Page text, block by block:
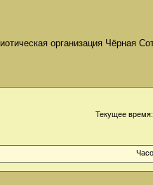
организация Чёрная
Текущее